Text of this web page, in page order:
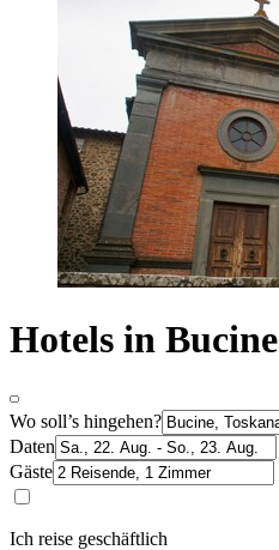
Hotels in Bucine
Wo soll’s hingehen?
Daten
Gäste
Ich reise geschäftlich